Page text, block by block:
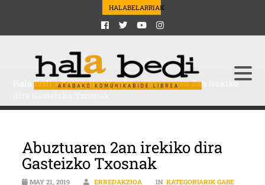
HALABELARRIAK
Hala Bedi>Kategoriarik gabe>Abuztuaren 2an irekiko
Abuztuaren 2an irekiko dira
Gasteizko Txosnak
MAY 21, 2019 ERREDAKZIOA IN KATEGORIARIK GABE